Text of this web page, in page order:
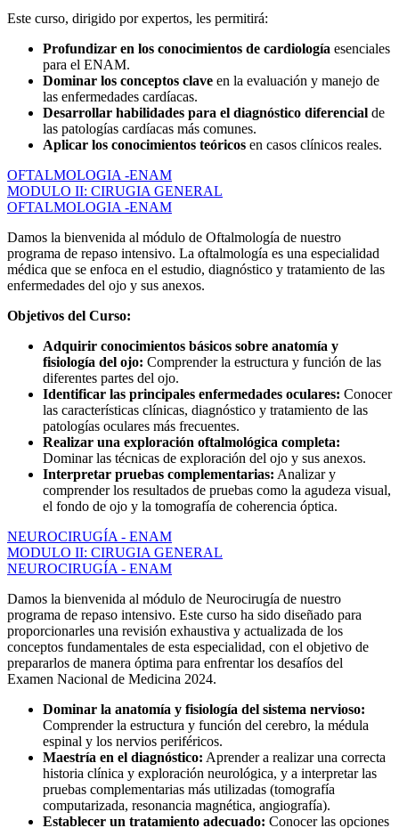
Este curso, dirigido por expertos, les permitirá:
Profundizar en los conocimientos de cardiología esenciales
para el ENAM.
Dominar los conceptos clave en la evaluación y manejo de
las enfermedades cardíacas.
Desarrollar habilidades para el diagnóstico diferencial de
las patologías cardíacas más comunes.
Aplicar los conocimientos teóricos en casos clínicos reales.
OFTALMOLOGIA -ENAM
MODULO II: CIRUGIA GENERAL
OFTALMOLOGIA -ENAM
Damos la bienvenida al módulo de Oftalmología de nuestro
programa de repaso intensivo. La oftalmología es una especialidad
médica que se enfoca en el estudio, diagnóstico y tratamiento de las
enfermedades del ojo y sus anexos.
Objetivos del Curso:
Adquirir conocimientos básicos sobre anatomía y
fisiología del ojo: Comprender la estructura y función de las
diferentes partes del ojo.
Identificar las principales enfermedades oculares: Conocer
las características clínicas, diagnóstico y tratamiento de las
patologías oculares más frecuentes.
Realizar una exploración oftalmológica completa:
Dominar las técnicas de exploración del ojo y sus anexos.
Interpretar pruebas complementarias: Analizar y
comprender los resultados de pruebas como la agudeza visual,
el fondo de ojo y la tomografía de coherencia óptica.
NEUROCIRUGÍA - ENAM
MODULO II: CIRUGIA GENERAL
NEUROCIRUGÍA - ENAM
Damos la bienvenida al módulo de Neurocirugía de nuestro
programa de repaso intensivo. Este curso ha sido diseñado para
proporcionarles una revisión exhaustiva y actualizada de los
conceptos fundamentales de esta especialidad, con el objetivo de
prepararlos de manera óptima para enfrentar los desafíos del
Examen Nacional de Medicina 2024.
Dominar la anatomía y fisiología del sistema nervioso:
Comprender la estructura y función del cerebro, la médula
espinal y los nervios periféricos.
Maestría en el diagnóstico: Aprender a realizar una correcta
historia clínica y exploración neurológica, y a interpretar las
pruebas complementarias más utilizadas (tomografía
computarizada, resonancia magnética, angiografía).
Establecer un tratamiento adecuado: Conocer las opciones